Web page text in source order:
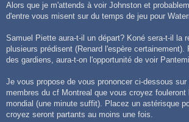
Alors que je m'attends à voir Johnston et
d'entre vous misent sur du temps de jeu pour
Samuel Piette aura-t-il un départ? Koné sera-t-il la
plusieurs prédisent (Renard l'espère
des gardiens, aura-t-on l'opportunité de voir
Je vous propose de vous prononcer ci-dessous sur
membres du cf Montreal que vous croyez fouleront
mondial (une minute suffit). Placez un astérisque
croyez seront partants au moins une fois.